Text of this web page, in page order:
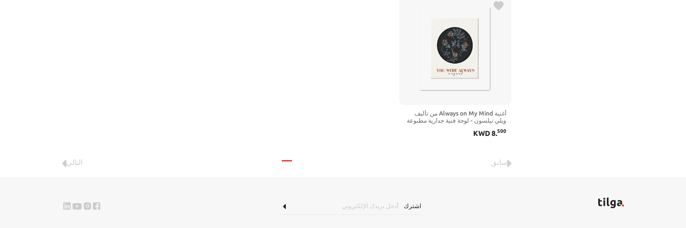
أغنية Always on My Mind من تأليف
ويلي نيلسون - لوحة فنية جدارية مطبوعة
الزهور، اقتباسات توضيحية، عمل فني
KWD8.500
سابق التالي
اشترك